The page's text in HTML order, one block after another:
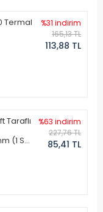
Termal
%31 indirim
165,13 TL
113,88 TL
Taraflı
(1 Set
%63 indirim
227,76 TL
85,41 TL